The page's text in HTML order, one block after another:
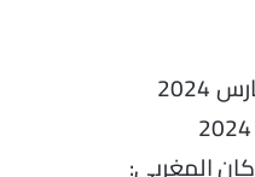
المغربي: